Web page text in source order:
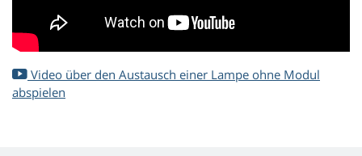
Video über den Austausch einer Lampe ohne Modul
abspielen